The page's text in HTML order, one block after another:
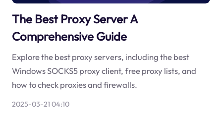
The Best Proxy Server A
Comprehensive Guide
Explore the best proxy servers, including the best
Windows SOCKS5 proxy client, free proxy lists, and
how to check proxies and firewalls.
2025-03-21 04:10